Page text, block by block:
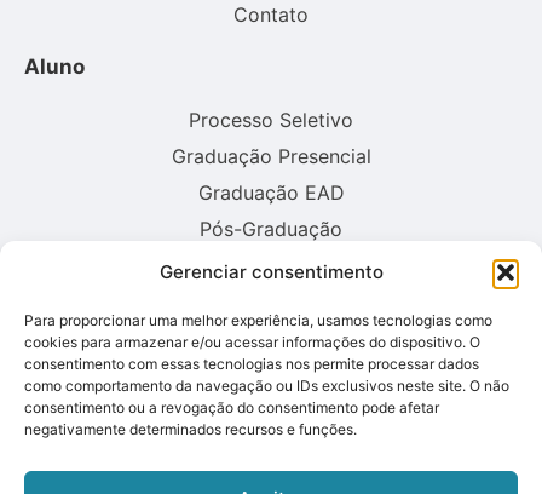
Gerenciar consentimento
Para proporcionar uma melhor experiência, usamos tecnologias como
cookies para armazenar e/ou acessar informações do dispositivo. O
consentimento com essas tecnologias nos permite processar dados
como comportamento da navegação ou IDs exclusivos neste site. O não
consentimento ou a revogação do consentimento pode afetar
negativamente determinados recursos e funções.
Contato
Aluno
Processo Seletivo
Graduação Presencial
Graduação EAD
Pós-Graduação
Consulte aqui o cadastro da instituição no sistema E-MEC: